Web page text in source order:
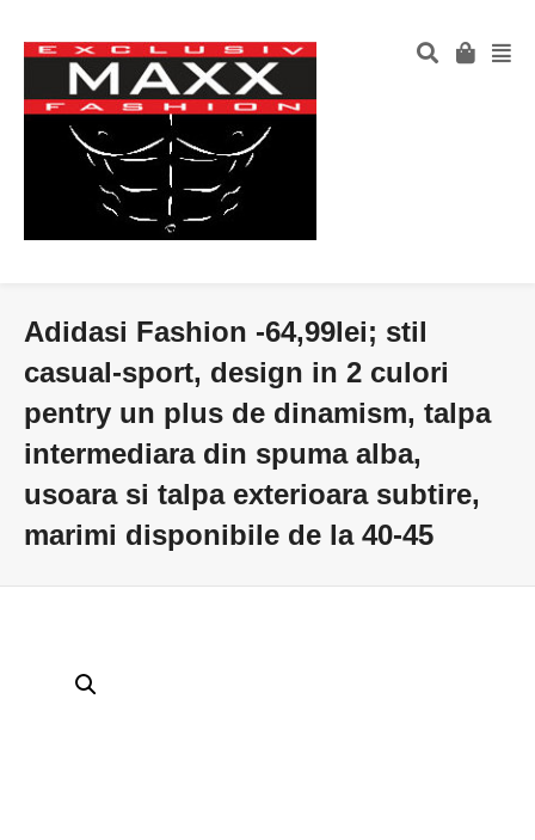
Adidasi Fashion -64,99lei; stil
casual-sport, design in 2 culori
pentry un plus de dinamism, talpa
intermediara din spuma alba,
usoara si talpa exterioara subtire,
marimi disponibile de la 40-45